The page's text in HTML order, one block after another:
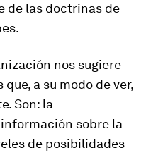
de las doctrinas de
nos sugiere
a su modo de ver,
. Son: la
información sobre la
de posibilidades